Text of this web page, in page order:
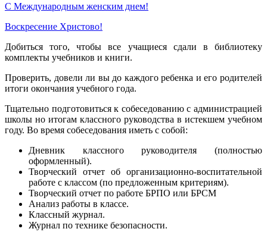
С Международным женским днем!
Воскресение Xристово!
Добиться того, чтобы все учащиеся сдали в библиотеку
комплекты учебников и книги.
Проверить, довели ли вы до каждого ребенка и его родителей
итоги окончания учебного года.
Тщательно подготовиться к собеседованию с администрацией
школы но итогам классного руководства в истекшем учебном
году. Во время собеседования иметь с собой:
Дневник классного руководителя (полностью
оформленный).
Творческий отчет об организационно-воспитательной
работе с классом (по предложенным критериям).
Творческий отчет по работе БРПО или БРСМ
Анализ работы в классе.
Классный журнал.
Журнал по технике безопасности.